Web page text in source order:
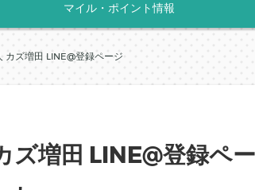
マイル・ポイント情報
カズ増田 LINE@登録ページ
ズ増田 LINE@登録ペ